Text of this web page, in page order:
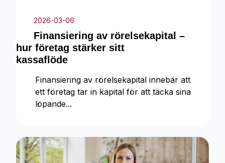
2026-03-06
Finansiering av rörelsekapital –
hur företag stärker sitt
kassaflöde
Finansiering av rörelsekapital innebär att
ett företag tar in kapital för att täcka sina
löpande...